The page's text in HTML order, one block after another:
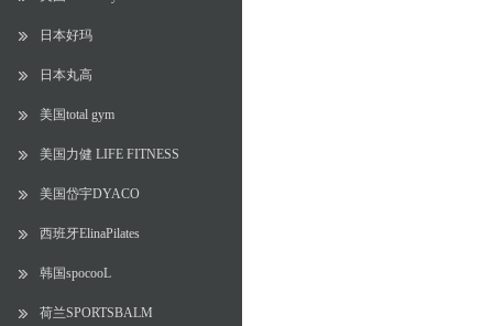
日本好玛
日本丸高
美国total gym
美国力健 LIFE FITNESS
美国岱宇DYACO
西班牙ElinaPilates
韩国spocooL
荷兰SPORTSBALM